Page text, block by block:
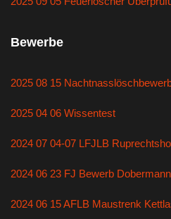
Bewerbe
2025 08 15
2025 04 06 Wissentest
2024 07 04-07 LFJLB
2024 06 23 FJ Bewerb
2024 06 15 AFLB Maustrenk